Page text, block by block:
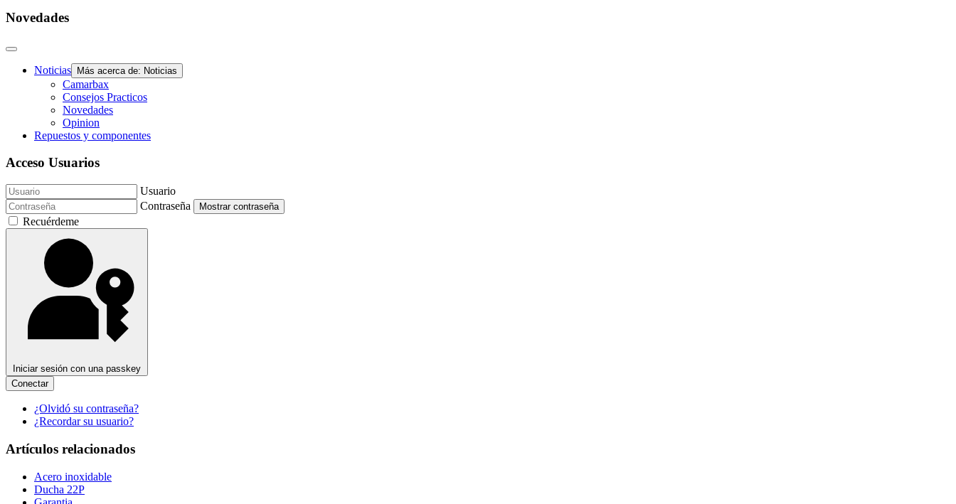
Novedades
Noticias Más acerca de: Noticias
Camarbax
Consejos Practicos
Novedades
Opinion
Repuestos y componentes
Acceso Usuarios
Usuario
Contraseña
Mostrar contraseña
Recuérdeme
Iniciar sesión con una passkey
Conectar
¿Olvidó su contraseña?
¿Recordar su usuario?
Artículos relacionados
Acero inoxidable
Ducha 22P